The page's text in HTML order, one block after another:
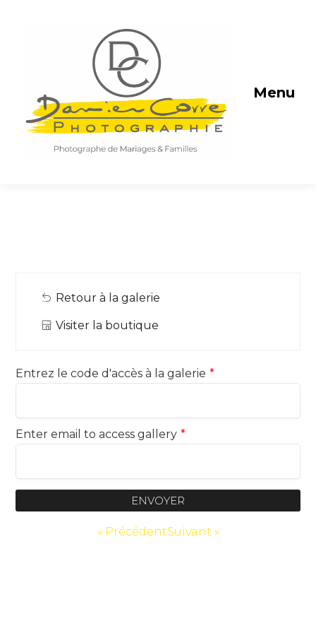
Menu
Retour à la galerie
Visiter la boutique
Entrez le code d'accès à la galerie *
Enter email to access gallery *
ENVOYER
« PrécédentSuivant »